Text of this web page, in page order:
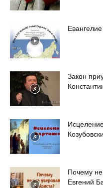
Закон
Почему
Евгений